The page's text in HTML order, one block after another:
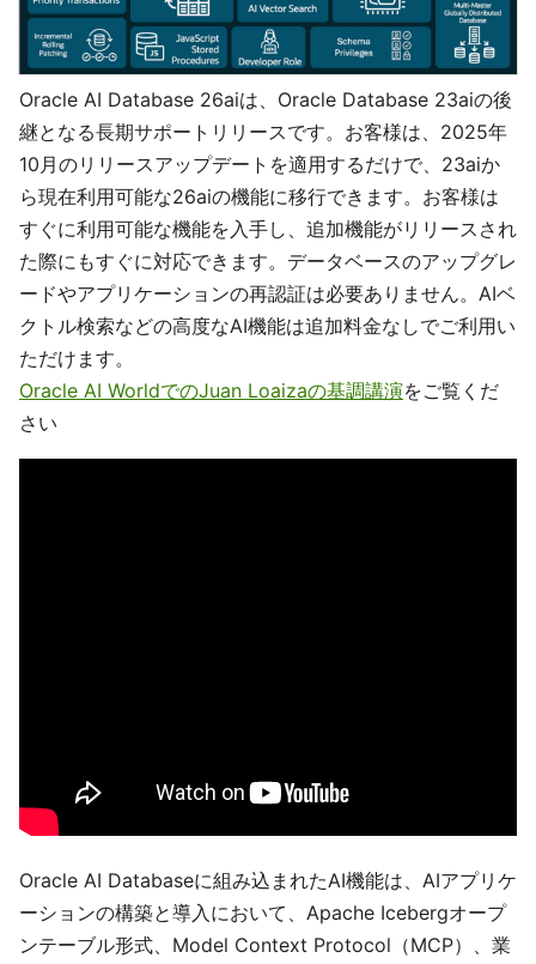
Oracle AI Database 26aiは、Oracle Database 23aiの後
継となる長期サポートリリースです。お客様は、2025年
10月のリリースアップデートを適用するだけで、23aiか
ら現在利用可能な26aiの機能に移行できます。お客様は
すぐに利用可能な機能を入手し、追加機能がリリースされ
た際にもすぐに対応できます。データベースのアップグレ
ードやアプリケーションの再認証は必要ありません。AIベ
クトル検索などの高度なAI機能は追加料金なしでご利用い
ただけます。
Oracle AI WorldでのJuan Loaizaの基調講演をご覧くだ
さい
Oracle AI Databaseに組み込まれたAI機能は、AIアプリケ
ーションの構築と導入において、Apache Icebergオープ
ンテーブル形式、Model Context Protocol（MCP）、業